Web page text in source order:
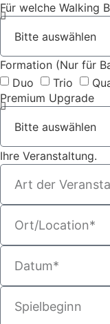
Für welche Walking
Formation (Nur für
Duo
Trio
Premium Upgrade
Ihre Veranstaltung.